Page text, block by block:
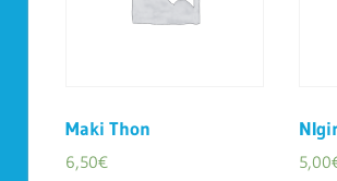
Maki Thon
6,50€ 5,00